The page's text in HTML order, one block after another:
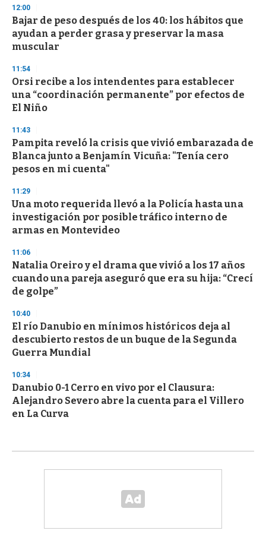
s
e
c
o
n
s
12:00
Bajar de peso después de los 40: los hábitos que
ayudan a perder grasa y preservar la masa
muscular
11:54
Orsi recibe a los intendentes para establecer
una “coordinación permanente” por efectos de
El Niño
11:43
Pampita reveló la crisis que vivió embarazada de
Blanca junto a Benjamín Vicuña: "Tenía cero
pesos en mi cuenta"
11:29
Una moto requerida llevó a la Policía hasta una
investigación por posible tráfico interno de
armas en Montevideo
11:06
Natalia Oreiro y el drama que vivió a los 17 años
cuando una pareja aseguró que era su hija: “Crecí
de golpe”
10:40
El río Danubio en mínimos históricos deja al
descubierto restos de un buque de la Segunda
Guerra Mundial
10:34
Danubio 0-1 Cerro en vivo por el Clausura:
Alejandro Severo abre la cuenta para el Villero
en La Curva